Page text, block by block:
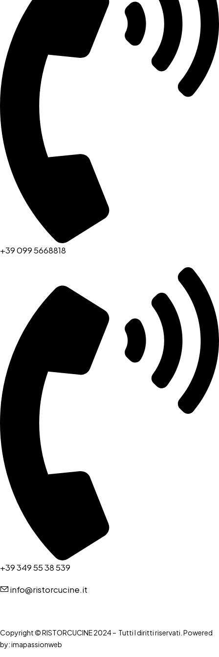
+39 099 5668818
+39 349 55 38 539
info@ristorcucine.it
Copyright © RISTORCUCINE 2024 – Tutti I diritti riservati. Powered
by:imapassionweb